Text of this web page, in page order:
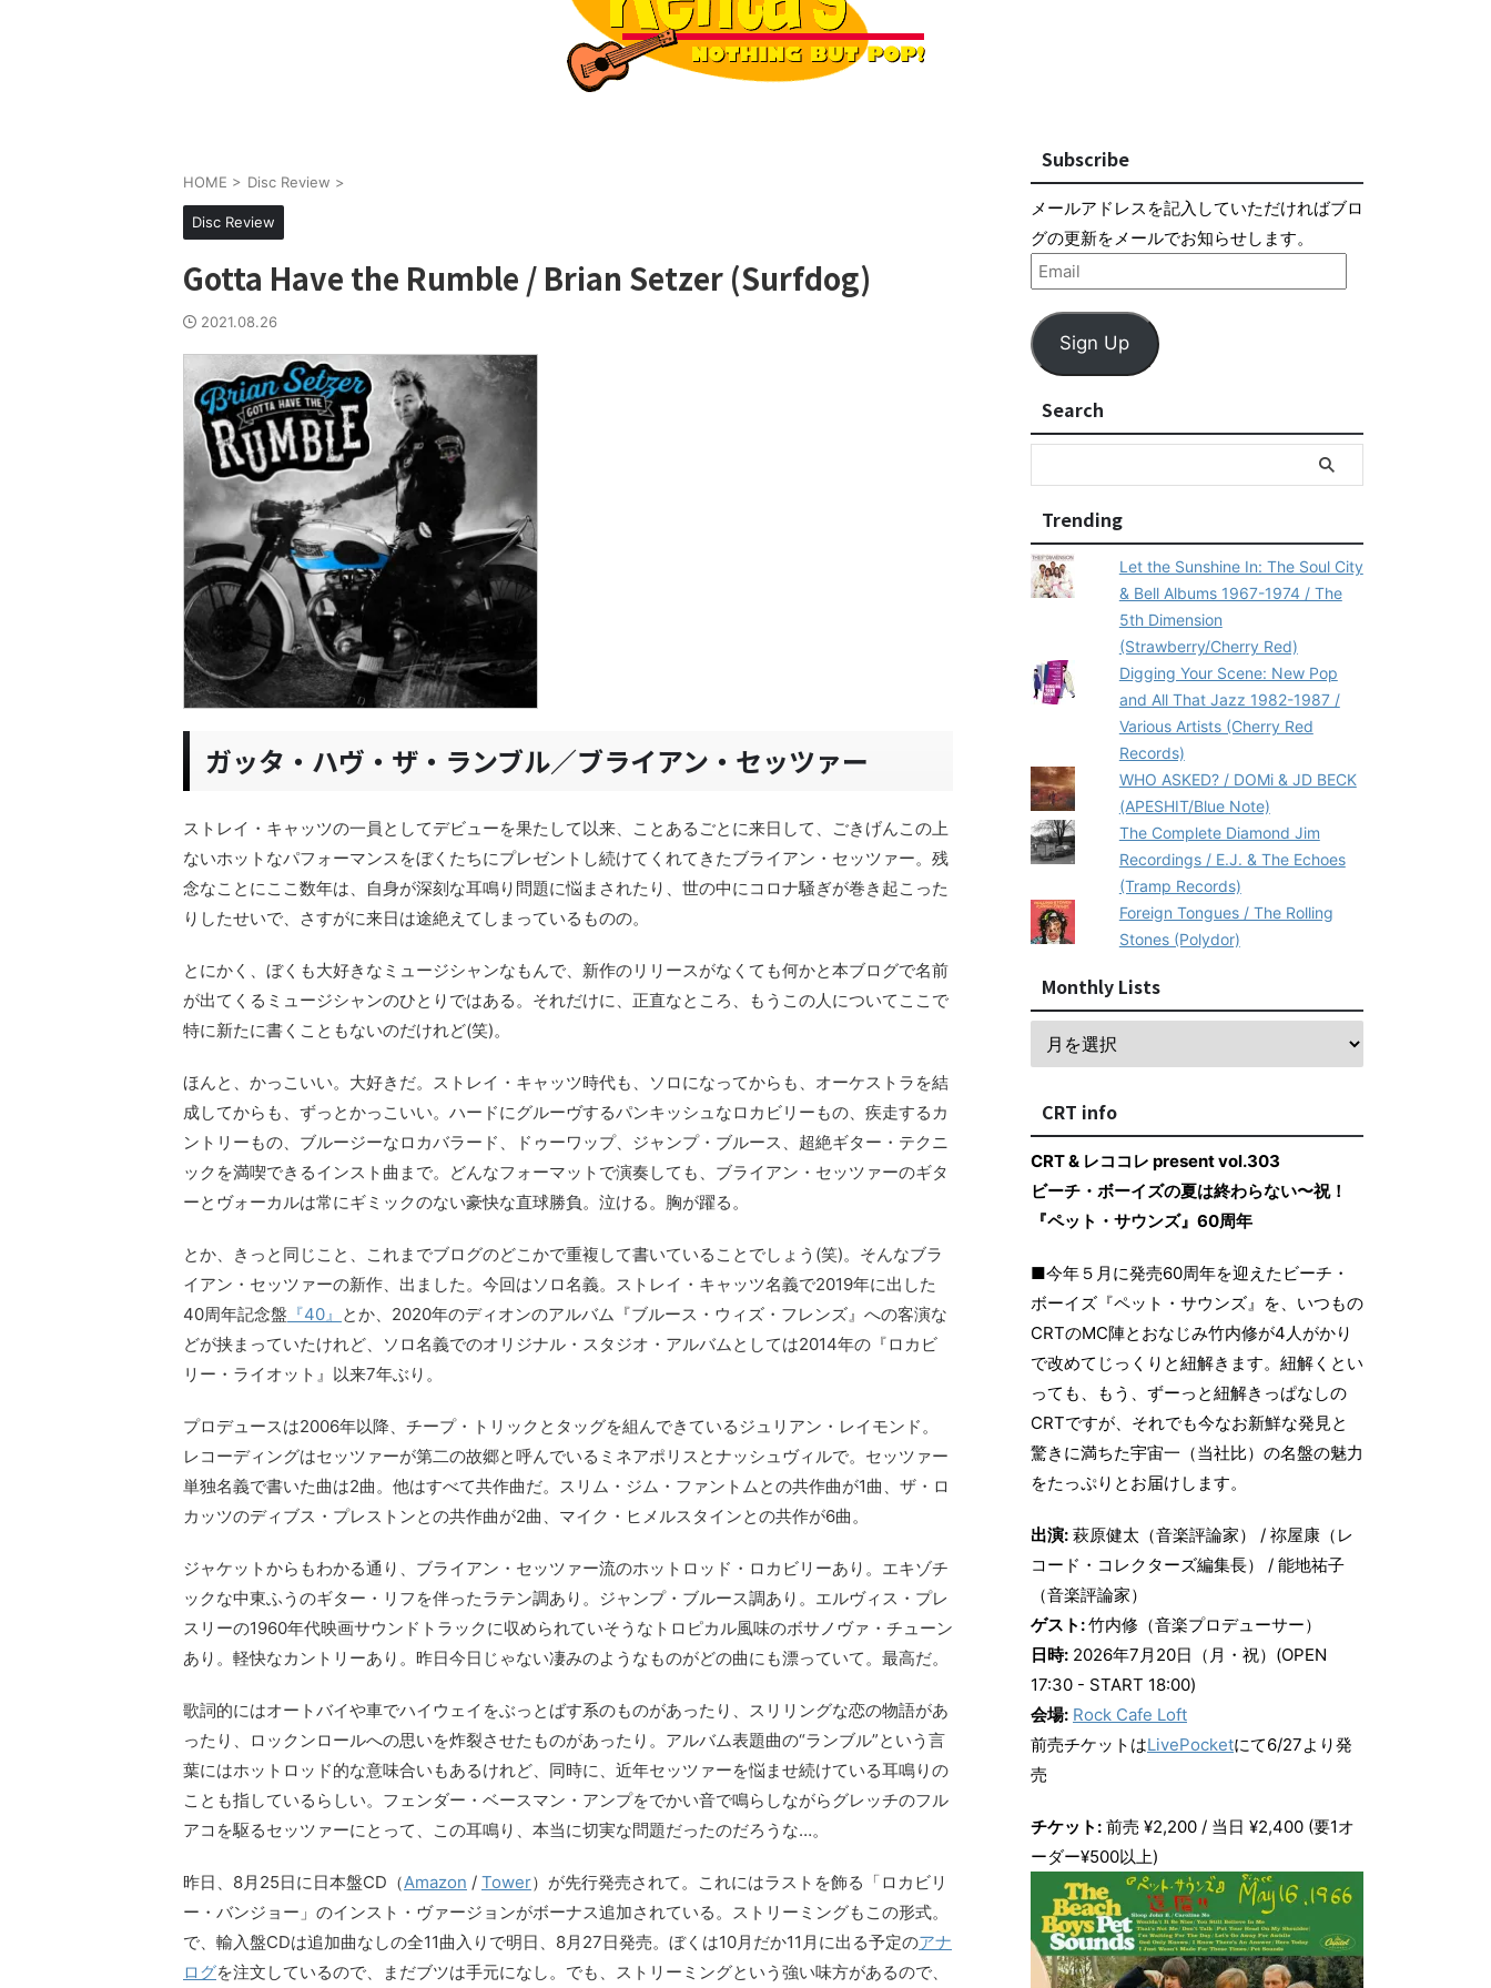
HOME > Disc Review >
Disc Review
Gotta Have the Rumble / Brian Setzer (Surfdog)
2021.08.26
ガッタ・ハヴ・ザ・ランブル／ブライアン・セッツァー
ストレイ・キャッツの一員としてデビューを果たして以来、ことあるごとに来日して、ごきげんこの上
ないホットなパフォーマンスをぼくたちにプレゼントし続けてくれてきたブライアン・セッツァー。残
念なことにここ数年は、自身が深刻な耳鳴り問題に悩まされたり、世の中にコロナ騒ぎが巻き起こった
りしたせいで、さすがに来日は途絶えてしまっているものの。
とにかく、ぼくも大好きなミュージシャンなもんで、新作のリリースがなくても何かと本ブログで名前
が出てくるミュージシャンのひとりではある。それだけに、正直なところ、もうこの人についてここで
特に新たに書くこともないのだけれど(笑)。
ほんと、かっこいい。大好きだ。ストレイ・キャッツ時代も、ソロになってからも、オーケストラを結
成してからも、ずっとかっこいい。ハードにグルーヴするパンキッシュなロカビリーもの、疾走するカ
ントリーもの、ブルージーなロカバラード、ドゥーワップ、ジャンプ・ブルース、超絶ギター・テクニ
ックを満喫できるインスト曲まで。どんなフォーマットで演奏しても、ブライアン・セッツァーのギタ
ーとヴォーカルは常にギミックのない豪快な直球勝負。泣ける。胸が躍る。
とか、きっと同じこと、これまでブログのどこかで重複して書いていることでしょう(笑)。そんなブラ
イアン・セッツァーの新作、出ました。今回はソロ名義。ストレイ・キャッツ名義で2019年に出した
40周年記念盤 『40』 とか、2020年のディオンのアルバム『ブルース・ウィズ・フレンズ』への客演な
どが挟まっていたけれど、ソロ名義でのオリジナル・スタジオ・アルバムとしては2014年の『ロカビ
リー・ライオット』以来7年ぶり。
プロデュースは2006年以降、チープ・トリックとタッグを組んできているジュリアン・レイモンド。
レコーディングはセッツァーが第二の故郷と呼んでいるミネアポリスとナッシュヴィルで。セッツァー
単独名義で書いた曲は2曲。他はすべて共作曲だ。スリム・ジム・ファントムとの共作曲が1曲、ザ・ロ
カッツのディブス・プレストンとの共作曲が2曲、マイク・ヒメルスタインとの共作が6曲。
ジャケットからもわかる通り、ブライアン・セッツァー流のホットロッド・ロカビリーあり。エキゾチ
ックな中東ふうのギター・リフを伴ったラテン調あり。ジャンプ・ブルース調あり。エルヴィス・プレ
スリーの1960年代映画サウンドトラックに収められていそうなトロピカル風味のボサノヴァ・チューン
あり。軽快なカントリーあり。昨日今日じゃない凄みのようなものがどの曲にも漂っていて。最高だ。
歌詞的にはオートバイや車でハイウェイをぶっとばす系のものがあったり、スリリングな恋の物語があ
ったり、ロックンロールへの思いを炸裂させたものがあったり。アルバム表題曲の“ランブル”という言
葉にはホットロッド的な意味合いもあるけれど、同時に、近年セッツァーを悩ませ続けている耳鳴りの
ことも指しているらしい。フェンダー・ベースマン・アンプをでかい音で鳴らしながらグレッチのフル
アコを駆るセッツァーにとって、この耳鳴り、本当に切実な問題だったのだろうな…。
昨日、8月25日に日本盤CD（Amazon / Tower）が先行発売されて。これにはラストを飾る「ロカビリ
ー・バンジョー」のインスト・ヴァージョンがボーナス追加されている。ストリーミングもこの形式。
で、輸入盤CDは追加曲なしの全11曲入りで明日、8月27日発売。ぼくは10月だか11月に出る予定のアナ
ログを注文しているので、まだブツは手元になし。でも、ストリーミングという強い味方があるので、
Subscribe
メールアドレスを記入していただければブロ
グの更新をメールでお知らせします。
Sign Up
Search
Trending
Let the Sunshine In: The Soul City
& Bell Albums 1967-1974 / The
5th Dimension
(Strawberry/Cherry Red)
Digging Your Scene: New Pop
and All That Jazz 1982-1987 /
Various Artists (Cherry Red
Records)
WHO ASKED? / DOMi & JD BECK
(APESHIT/Blue Note)
The Complete Diamond Jim
Recordings / E.J. & The Echoes
(Tramp Records)
Foreign Tongues / The Rolling
Stones (Polydor)
Monthly Lists
CRT info
CRT & レココレ present vol.303
ビーチ・ボーイズの夏は終わらない〜祝！
『ペット・サウンズ』60周年
■今年５月に発売60周年を迎えたビーチ・
ボーイズ『ペット・サウンズ』を、いつもの
CRTのMC陣とおなじみ竹内修が4人がかり
で改めてじっくりと紐解きます。紐解くとい
っても、もう、ずーっと紐解きっぱなしの
CRTですが、それでも今なお新鮮な発見と
驚きに満ちた宇宙一（当社比）の名盤の魅力
をたっぷりとお届けします。
出演: 萩原健太（音楽評論家） / 祢屋康（レ
コード・コレクターズ編集長） / 能地祐子
（音楽評論家）
ゲスト:竹内修（音楽プロデューサー）
日時: 2026年7月20日（月・祝）(OPEN
17:30 - START 18:00)
会場: Rock Cafe Loft
前売チケットはLivePocketにて6/27より発
売
チケット: 前売 ¥2,200 / 当日 ¥2,400 (要1オ
ーダー¥500以上)